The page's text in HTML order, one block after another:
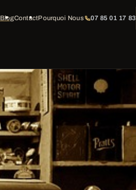
BlogContactPourquoi Nous 07 85 01 17 83